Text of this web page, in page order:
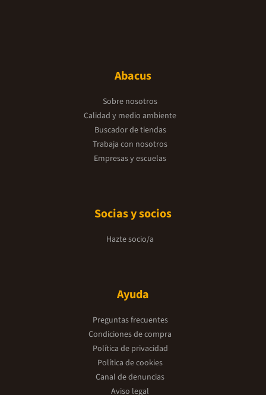
Abacus
Sobre nosotros
Calidad y medio ambiente
Buscador de tiendas
Trabaja con nosotros
Empresas y escuelas
Socias y socios
Hazte socio/a
Ayuda
Preguntas frecuentes
Condiciones de compra
Política de privacidad
Política de cookies
Canal de denuncias
Aviso legal